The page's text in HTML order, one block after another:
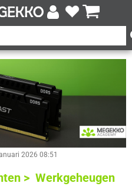
2026 08:51
> Werkgeheugen